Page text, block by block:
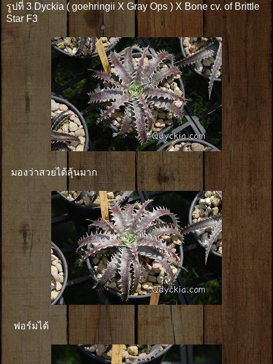
รูปที่ 3 Dyckia ( goehringii X Gray Ops ) X Bone cv. of Brittle
Star F3
มองว่าสวยได้ลุ้นมาก
ฟอร์มได้